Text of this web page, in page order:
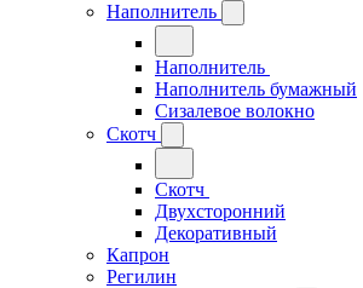
Наполнитель
Наполнитель
Наполнитель бумажный
Сизалевое волокно
Скотч
Скотч
Двухсторонний
Декоративный
Капрон
Регилин